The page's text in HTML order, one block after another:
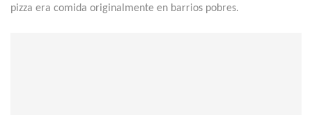
pizza era comida originalmente en barrios pobres.